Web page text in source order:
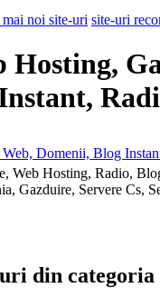
mai noi site-uri site-uri
Hosting,
Web Hosting, Radio,
Gazduire, Servere Cs,
din categoria